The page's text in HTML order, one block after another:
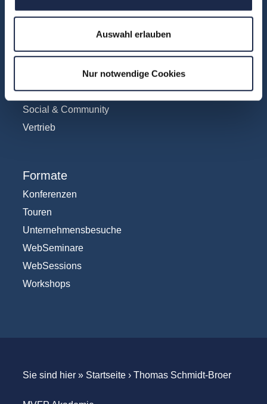
Auswahl erlauben
Nur notwendige Cookies
Internationales
KI
Redaktion
Social & Community
Vertrieb
Formate
Konferenzen
Touren
Unternehmensbesuche
WebSeminare
WebSessions
Workshops
Sie sind hier » Startseite› Thomas Schmidt-Broer